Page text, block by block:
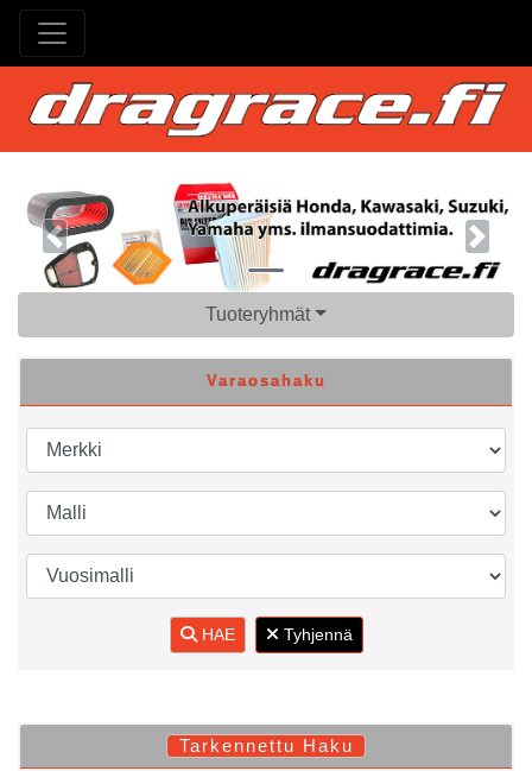
Previous Next
Tuoteryhmät
Varaosahaku
HAE Tyhjennä
Tarkennettu Haku